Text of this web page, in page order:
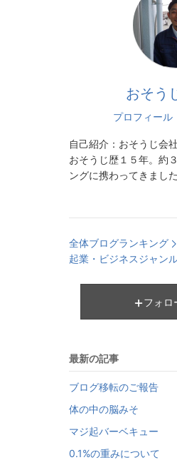
おそう
プロフィール
自己紹介： おそうじ会
おそうじ歴１５年。約
ングに携わってきまし
全体ブログランキング
起業・ビジネスジャン
フォロ
最新の記事
ブログ移転のご報告
体の中の脳みそ
マジ起バーベキュー
0.1%の重みについて